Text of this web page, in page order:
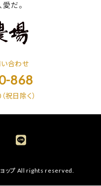
愛だ。
合わせ
868
日除く）
ップ All rights reserved.